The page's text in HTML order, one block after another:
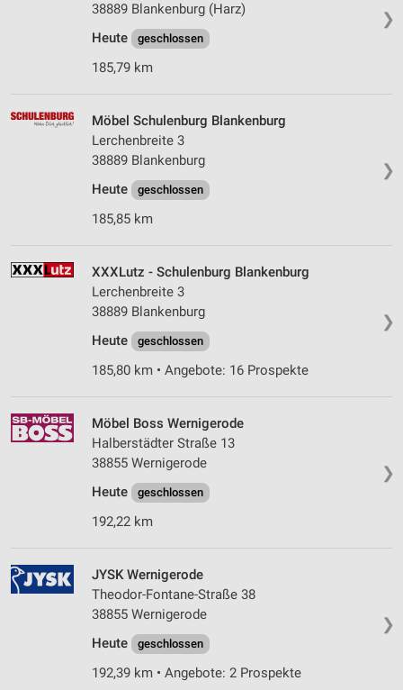
❯
38889 Blankenburg (Harz)
Heute
geschlossen
185,79 km
❯
Möbel Schulenburg Blankenburg
Lerchenbreite 3
38889 Blankenburg
Heute
geschlossen
185,85 km
❯
XXXLutz - Schulenburg Blankenburg
Lerchenbreite 3
38889 Blankenburg
Heute
geschlossen
185,80 km • Angebote: 16 Prospekte
❯
Möbel Boss Wernigerode
Halberstädter Straße 13
38855 Wernigerode
Heute
geschlossen
192,22 km
❯
JYSK Wernigerode
Theodor-Fontane-Straße 38
38855 Wernigerode
Heute
geschlossen
192,39 km • Angebote: 2 Prospekte